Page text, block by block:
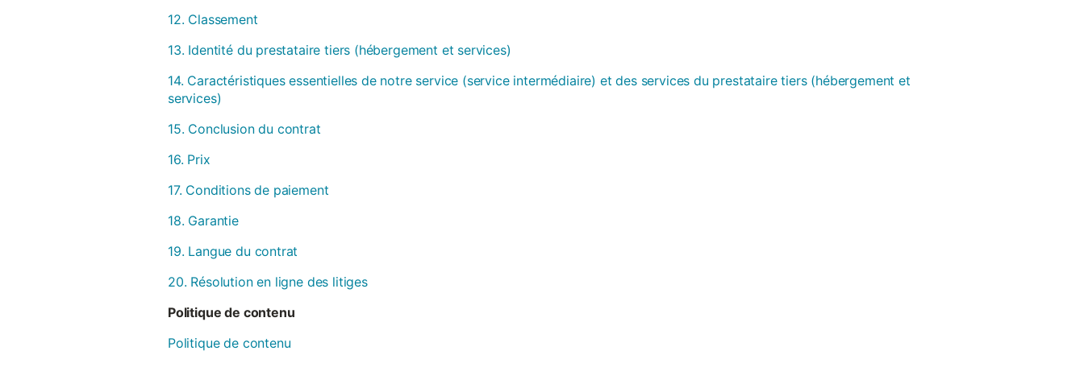
12. Classement
13. Identité du prestataire tiers (hébergement et services)
14. Caractéristiques essentielles de notre service (service intermédiaire) et des services du prestataire tiers (hébergement et
services)
15. Conclusion du contrat
16. Prix
17. Conditions de paiement
18. Garantie
19. Langue du contrat
20. Résolution en ligne des litiges
Politique de contenu
Politique de contenu